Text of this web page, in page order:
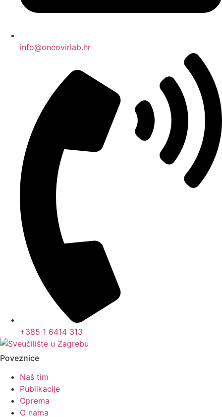
info@oncovirlab.hr
+385 1 6414 313
Poveznice
Naš tim
Publikacije
Oprema
O nama